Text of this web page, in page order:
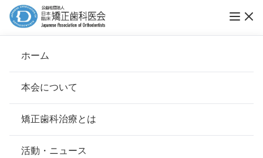
ホーム
本会について
会長挨拶
基本理念
矯正歯科治療とは
安心して治療を受けていただくための「6つの指針」
活動・ニュース
第14回ブレーススマイルコンテスト受賞作品
発表
ブレーススマイルコンテスト